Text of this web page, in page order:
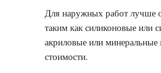
Для наружных работ лучше
таким как силиконовые или
акриловые или
стоимости.